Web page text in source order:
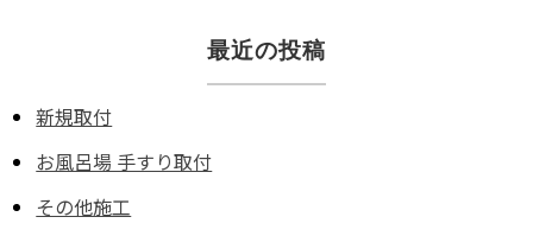
最近の投稿
新規取付
お風呂場 手すり取付
その他施工